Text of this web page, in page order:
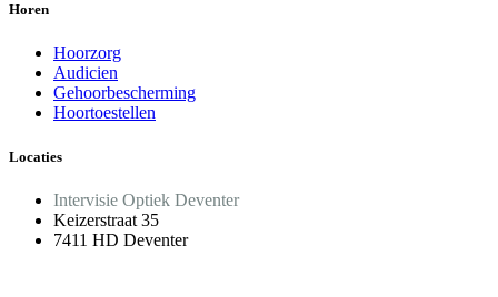
Horen
Hoorzorg
Audicien
Gehoorbescherming
Hoortoestellen
Locaties
Intervisie Optiek Deventer
Keizerstraat 35
7411 HD Deventer